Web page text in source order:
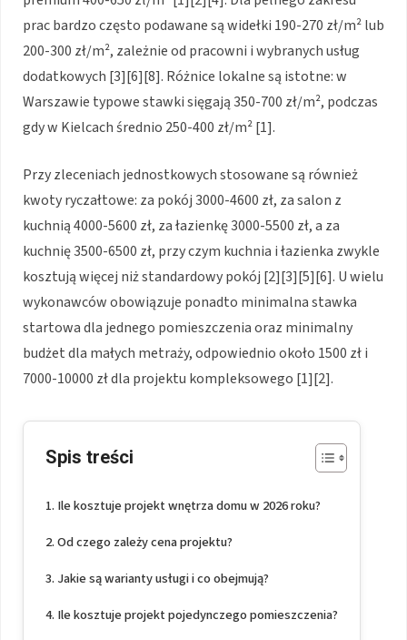
prac bardzo często podawane są widełki 190-270 zł/m² lub
200-300 zł/m², zależnie od pracowni i wybranych usług
dodatkowych [3][6][8]. Różnice lokalne są istotne: w
Warszawie typowe stawki sięgają 350-700 zł/m², podczas
gdy w Kielcach średnio 250-400 zł/m² [1].
Przy zleceniach jednostkowych stosowane są również
kwoty ryczałtowe: za pokój 3000-4600 zł, za salon z
kuchnią 4000-5600 zł, za łazienkę 3000-5500 zł, a za
kuchnię 3500-6500 zł, przy czym kuchnia i łazienka zwykle
kosztują więcej niż standardowy pokój [2][3][5][6]. U wielu
wykonawców obowiązuje ponadto minimalna stawka
startowa dla jednego pomieszczenia oraz minimalny
budżet dla małych metraży, odpowiednio około 1500 zł i
7000-10000 zł dla projektu kompleksowego [1][2].
Spis treści
Ile kosztuje projekt wnętrza domu w 2026 roku?
Od czego zależy cena projektu?
Jakie są warianty usługi i co obejmują?
Ile kosztuje projekt pojedynczego pomieszczenia?